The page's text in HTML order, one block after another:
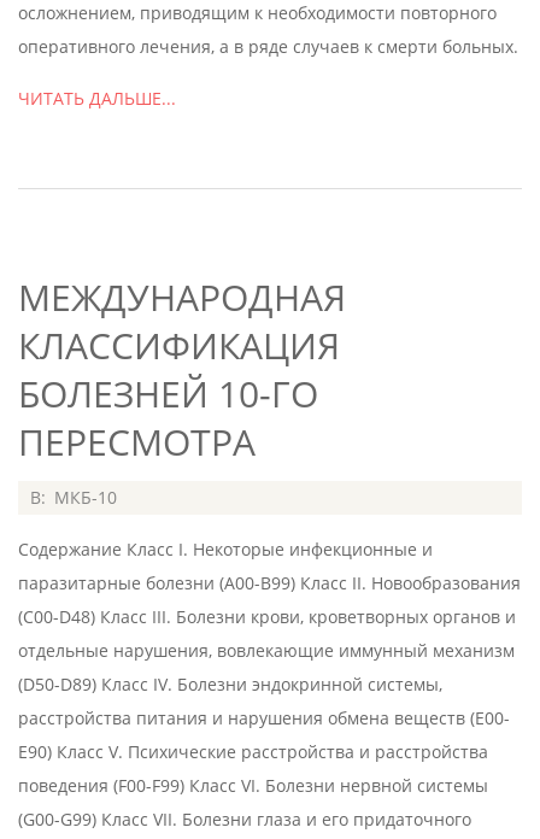
осложнением, приводящим к необходимости повторного
оперативного лечения, а в ряде случаев к смерти больных.
ЧИТАТЬ ДАЛЬШЕ...
МЕЖДУНАРОДНАЯ
КЛАССИФИКАЦИЯ
БОЛЕЗНЕЙ 10-ГО
ПЕРЕСМОТРА
2020-
08
В: МКБ-10
Содержание Класс I. Некоторые инфекционные и
паразитарные болезни (A00-B99) Класс II. Новообразования
(C00-D48) Класс III. Болезни крови, кроветворных органов и
отдельные нарушения, вовлекающие иммунный механизм
(D50-D89) Класс IV. Болезни эндокринной системы,
расстройства питания и нарушения обмена веществ (E00-
E90) Класс V. Психические расстройства и расстройства
поведения (F00-F99) Класс VI. Болезни нервной системы
(G00-G99) Класс VII. Болезни глаза и его придаточного